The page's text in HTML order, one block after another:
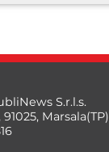
S.r.l.s.
Marsala(TP)